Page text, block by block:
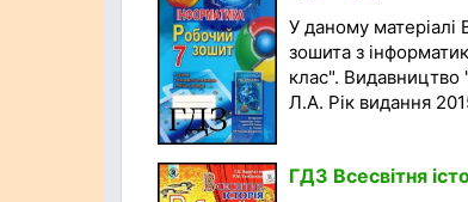
У даному
зошита з
клас". Видавництво
Л.А. Рік видання
ГДЗ Всесвітня